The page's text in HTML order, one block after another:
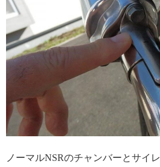
ノーマルNSRのチャンバーとサイ